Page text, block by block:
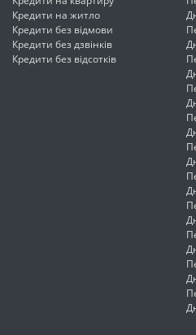
Кредити на житло
Кредити без відмови
Кредити без дзвінків
Кредити без відсотків